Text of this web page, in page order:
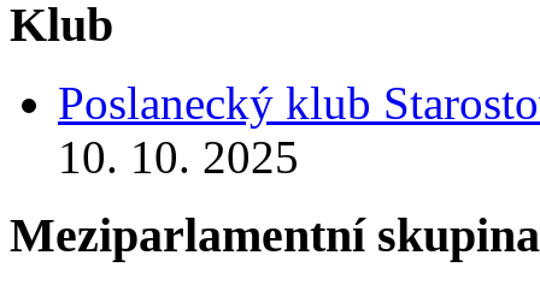
Klub
Poslanecký klub
10. 10. 2025
Meziparlamentní